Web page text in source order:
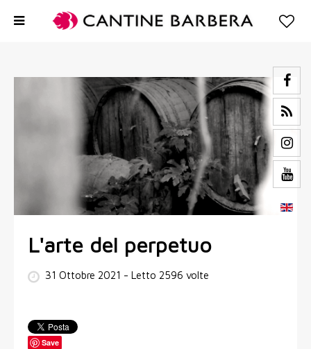
L'arte del perpetuo
31 Ottobre 2021 - Letto 2596 volte
Save